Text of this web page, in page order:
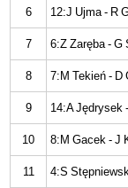
6
12:J Ujma - R
7
6:Z Zaręba - G
8
7:M Tekień - D
9
14:A Jędrysek
10
8:M Gacek - J
11
4:S